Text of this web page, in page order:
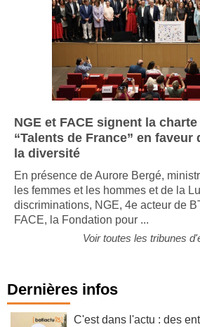
NGE et FACE signent la charte
“Talents de France” en faveur
la diversité
En présence de Aurore Bergé,
les femmes et les hommes et de la
discriminations, NGE, 4e acteur de
FACE, la Fondation pour ...
Voir toutes les tribunes
Dernières infos
C'est dans l'actu : des